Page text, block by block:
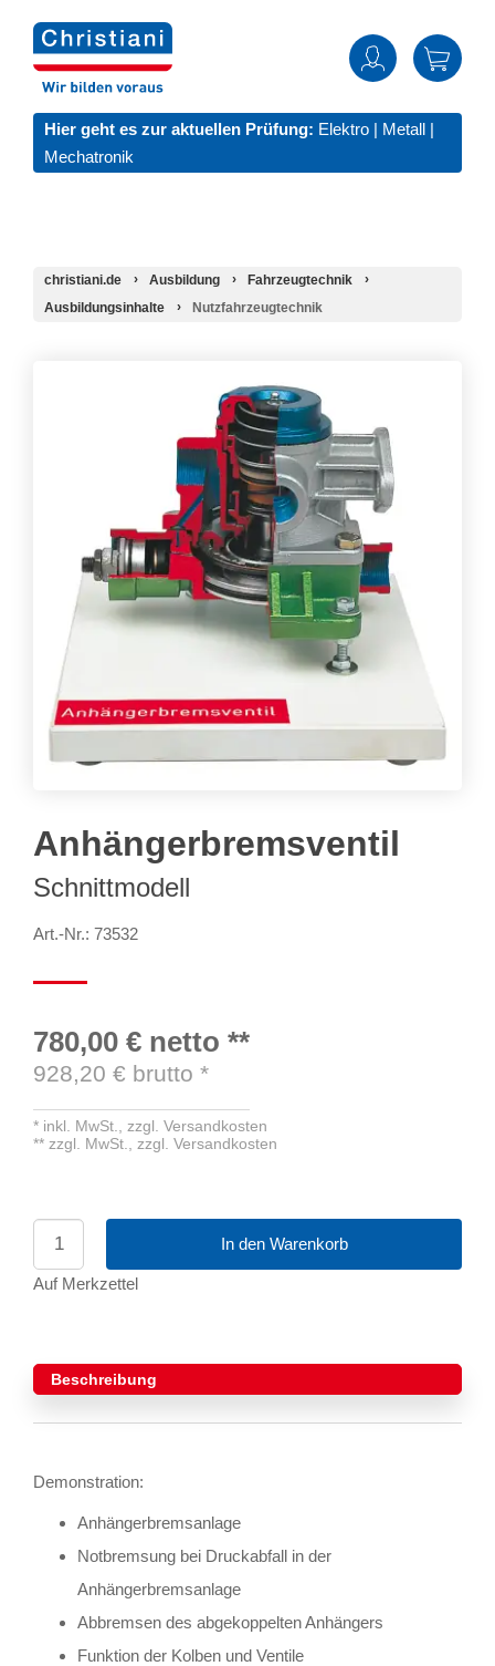
Hier geht es zur aktuellen Prüfung: Elektro | Metall |
Mechatronik
christiani.de Ausbildung
Fahrzeugtechnik
Ausbildungsinhalte
Nutzfahrzeugtechnik
Anhängerbremsventil
Schnittmodell
Art.-Nr.: 73532
780,00 € netto **
928,20 € brutto *
* inkl. MwSt., zzgl. Versandkosten
** zzgl. MwSt., zzgl. Versandkosten
In den Warenkorb
Auf Merkzettel
Beschreibung
Demonstration:
Anhängerbremsanlage
Notbremsung bei Druckabfall in der
Anhängerbremsanlage
Abbremsen des abgekoppelten Anhängers
Funktion der Kolben und Ventile